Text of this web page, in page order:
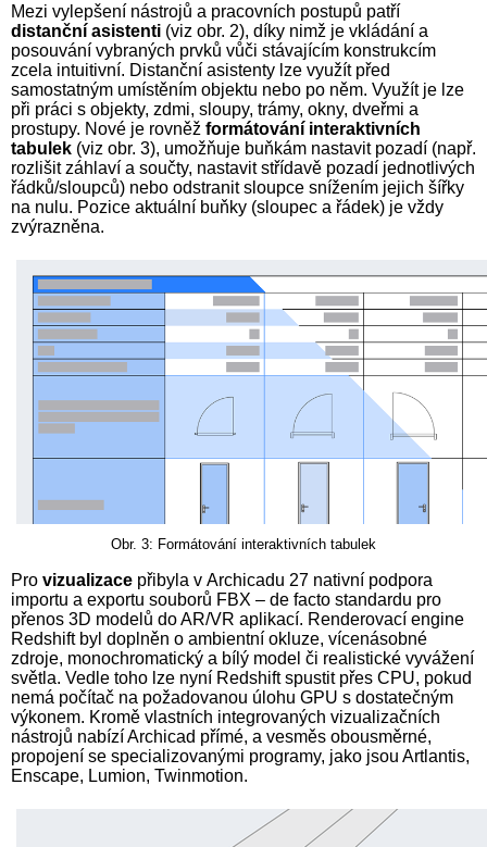
Mezi vylepšení nástrojů a pracovních postupů patří
distanční asistenti (viz obr. 2), díky nimž je vkládání a
posouvání vybraných prvků vůči stávajícím konstrukcím
zcela intuitivní. Distanční asistenty lze využít před
samostatným umístěním objektu nebo po něm. Využít je lze
při práci s objekty, zdmi, sloupy, trámy, okny, dveřmi a
prostupy. Nové je rovněž formátování interaktivních
tabulek (viz obr. 3), umožňuje buňkám nastavit pozadí (např.
rozlišit záhlaví a součty, nastavit střídavě pozadí jednotlivých
řádků/sloupců) nebo odstranit sloupce snížením jejich šířky
na nulu. Pozice aktuální buňky (sloupec a řádek) je vždy
zvýrazněna.
Obr. 3: Formátování interaktivních tabulek
Pro vizualizace přibyla v Archicadu 27 nativní podpora
importu a exportu souborů FBX – de facto standardu pro
přenos 3D modelů do AR/VR aplikací. Renderovací engine
Redshift byl doplněn o ambientní okluze, vícenásobné
zdroje, monochromatický a bílý model či realistické vyvážení
světla. Vedle toho lze nyní Redshift spustit přes CPU, pokud
nemá počítač na požadovanou úlohu GPU s dostatečným
výkonem. Kromě vlastních integrovaných vizualizačních
nástrojů nabízí Archicad přímé, a vesměs obousměrné,
propojení se specializovanými programy, jako jsou Artlantis,
Enscape, Lumion, Twinmotion.